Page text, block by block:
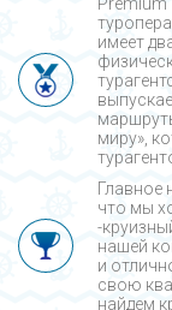
имеет
миру»,
Главное
что мы
-
нашей
и
свою
найдем